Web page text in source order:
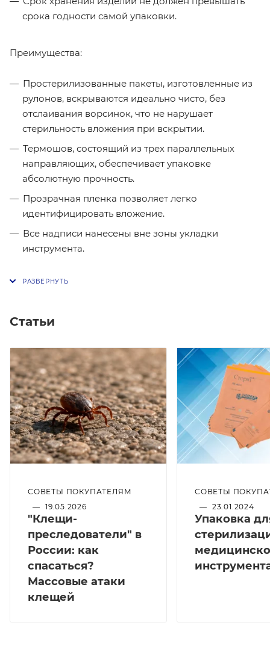
срока годности самой упаковки.
Преимущества:
Простерилизованные пакеты, изготовленные из
рулонов, вскрываются идеально чисто, без
отслаивания ворсинок, что не нарушает
стерильность вложения при вскрытии.
Термошов, состоящий из трех параллельных
направляющих, обеспечивает упаковке
абсолютную прочность.
Прозрачная пленка позволяет легко
идентифицировать вложение.
Все надписи нанесены вне зоны укладки
инструмента.
Статьи
СОВЕТЫ ПОКУПАТЕЛЯМ
— 19.05.2026
"Клещи-
преследователи" в
России: как
спасаться?
Массовые атаки
клещей
СОВЕТЫ
— 23.01.2024
Упаковка